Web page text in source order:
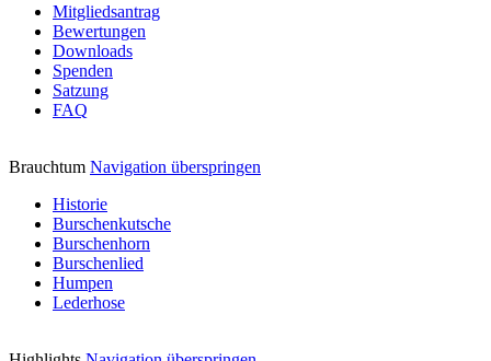
Mitgliedsantrag
Bewertungen
Downloads
Spenden
Satzung
FAQ
Brauchtum Navigation überspringen
Historie
Burschenkutsche
Burschenhorn
Burschenlied
Humpen
Lederhose